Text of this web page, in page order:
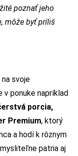
poznať jeho
môže byť príliš
svoje
ponuke napríklad
porcia,
Premium, ktorý
a hodí k rôznym
patria aj